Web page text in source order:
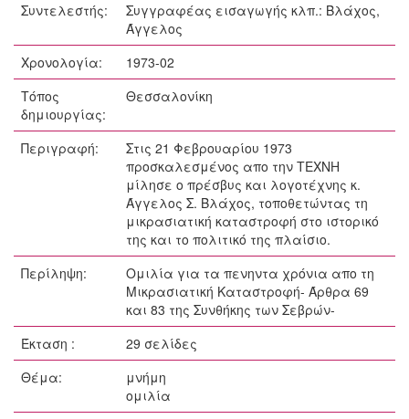
Συντελεστής:
Συγγραφέας εισαγωγής κλπ.: Βλάχος,
Άγγελος
Χρονολογία:
1973-02
Τόπος
δημιουργίας:
Θεσσαλονίκη
Περιγραφή:
Στις 21 Φεβρουαρίου 1973
προσκαλεσμένος απο την ΤΕΧΝΗ
μίλησε ο πρέσβυς και λογοτέχνης κ.
Άγγελος Σ. Βλάχος, τοποθετώντας τη
μικρασιατική καταστροφή στο ιστορικό
της και το πολιτικό της πλαίσιο.
Περίληψη:
Ομιλία για τα πενηντα χρόνια απο τη
Μικρασιατική Καταστροφή- Άρθρα 69
και 83 της Συνθήκης των Σεβρών-
Έκταση :
29 σελίδες
Θέμα:
μνήμη
ομιλία